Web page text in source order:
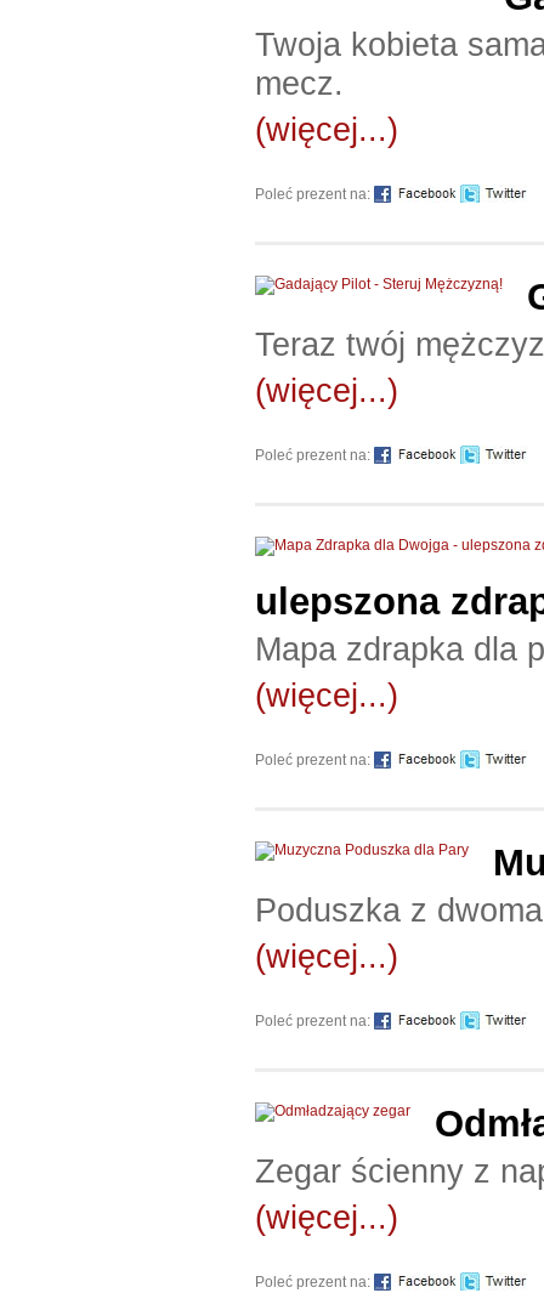
Twoja kobieta
mecz.
(więcej...)
Poleć prezent na:
Teraz twój
(więcej...)
Poleć prezent na:
ulepszona
Mapa zdrapka dla
(więcej...)
Poleć prezent na:
Poduszka z
(więcej...)
Poleć prezent na:
Zegar ścienny z
(więcej...)
Poleć prezent na: